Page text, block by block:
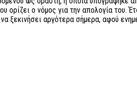
ο νόμος για την απολογία του.
ξεκινήσει αργότερα σήμερα, αφού